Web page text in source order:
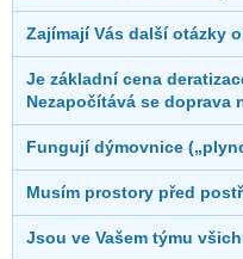
Zajímají Vás další otázky
Je základní cena
Nezapočítává se doprava
Fungují dýmovnice
Musím prostory před
Jsou ve Vašem týmu